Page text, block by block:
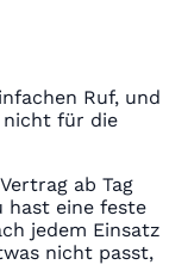
Ruf, und
nicht für die
ab Tag
hast eine feste
jedem Einsatz
nicht passt,